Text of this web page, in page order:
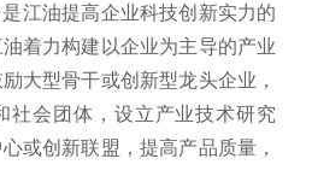
江油提高企业科技创新实力的
着力构建以企业为主导的产业
大型骨干或创新型龙头企业，
社会团体，设立产业技术研究
或创新联盟，提高产品质量，